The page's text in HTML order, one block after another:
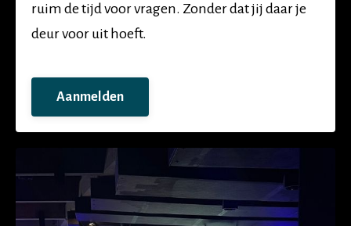
ruim de tijd voor vragen. Zonder dat jij daar je
deur voor uit hoeft.
Aanmelden